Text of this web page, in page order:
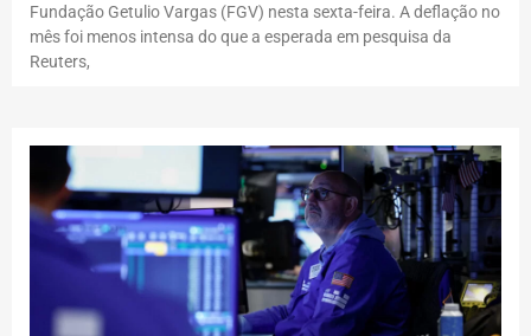
Fundação Getulio Vargas (FGV) nesta sexta-feira. A deflação no
mês foi menos intensa do que a esperada em pesquisa da
Reuters,